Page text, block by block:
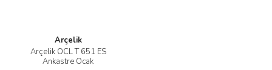
Arçelik
Arçelik OCL T 651 ES
Ankastre Ocak